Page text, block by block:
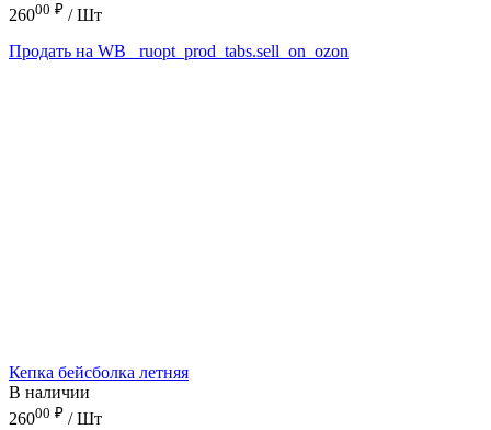
26000 ₽ / Шт
Продать на WB
_ruopt_prod_tabs.sell_on_ozon
Кепка бейсболка летняя
В наличии
26000 ₽ / Шт